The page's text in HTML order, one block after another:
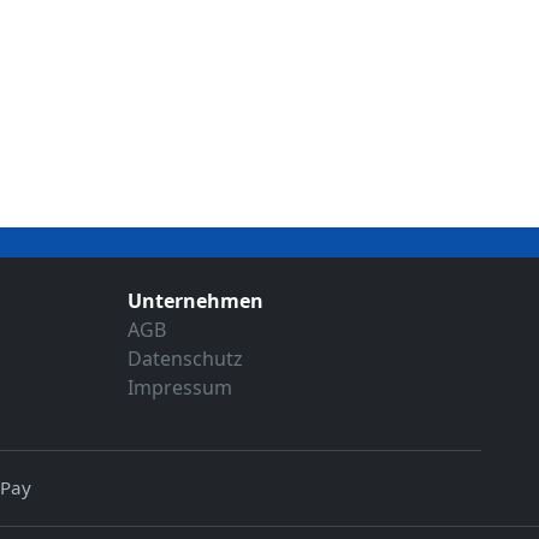
Unternehmen
AGB
Datenschutz
Impressum